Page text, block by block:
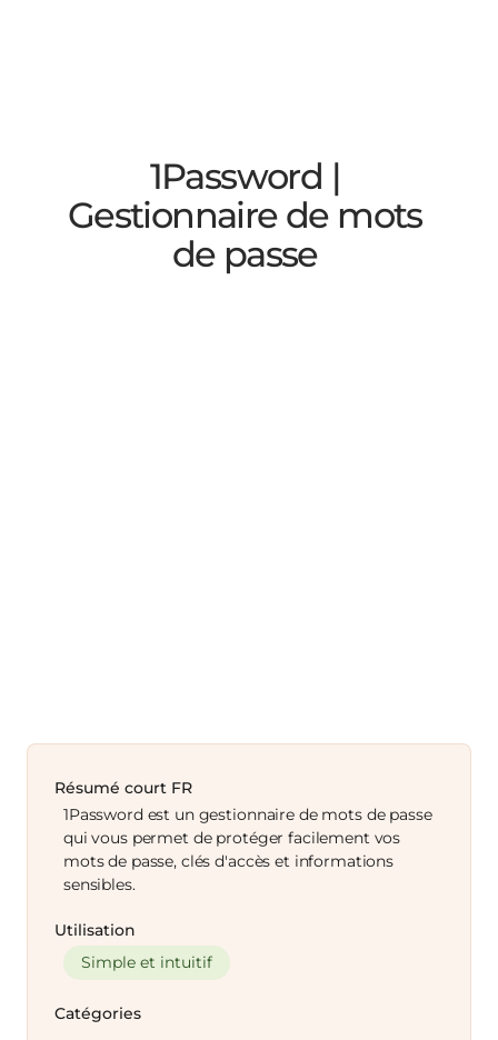
1Password |
Gestionnaire de mots
de passe
Résumé court FR
1Password est un gestionnaire de mots de passe
qui vous permet de protéger facilement vos
mots de passe, clés d'accès et informations
sensibles.
Utilisation
Simple et intuitif
Catégories